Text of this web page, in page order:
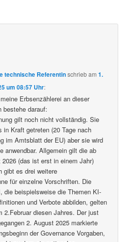
technische Referentinschriebam1.
um 08:57 Uhr:
Erbsenzählerei an dieser
bestehe darauf:
gilt noch nicht vollständig. Sie
in Kraft getreten (20 Tage nach
im Amtsblatt der EU) aber sie wird
anwendbar. Allgemein gilt die ab
(das ist erst in einem Jahr)
gibt es drei weitere
für einzelne Vorschriften. Die
die beispielsweise die Themen KI-
und Verbote abbilden, gelten
2.Februar diesen Jahres. Der just
2. August 2025 markierte
der Governance Vorgaben,